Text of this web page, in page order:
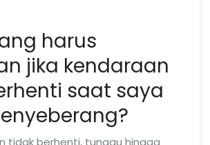
harus
jika kendaraan
saat saya
tidak berhenti, tunggu hingga